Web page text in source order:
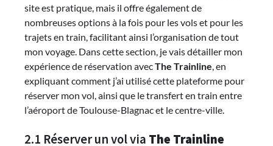
site est pratique, mais il offre également de
nombreuses options à la fois pour les vols et pour les
trajets en train, facilitant ainsi l’organisation de tout
mon voyage. Dans cette section, je vais détailler mon
expérience de réservation avecThe Trainline, en
expliquant comment j’ai utilisé cette plateforme pour
réserver mon vol, ainsi que le transfert en train entre
l’aéroport de Toulouse-Blagnac et le centre-ville.
2.1 Réserver un vol via The Trainline